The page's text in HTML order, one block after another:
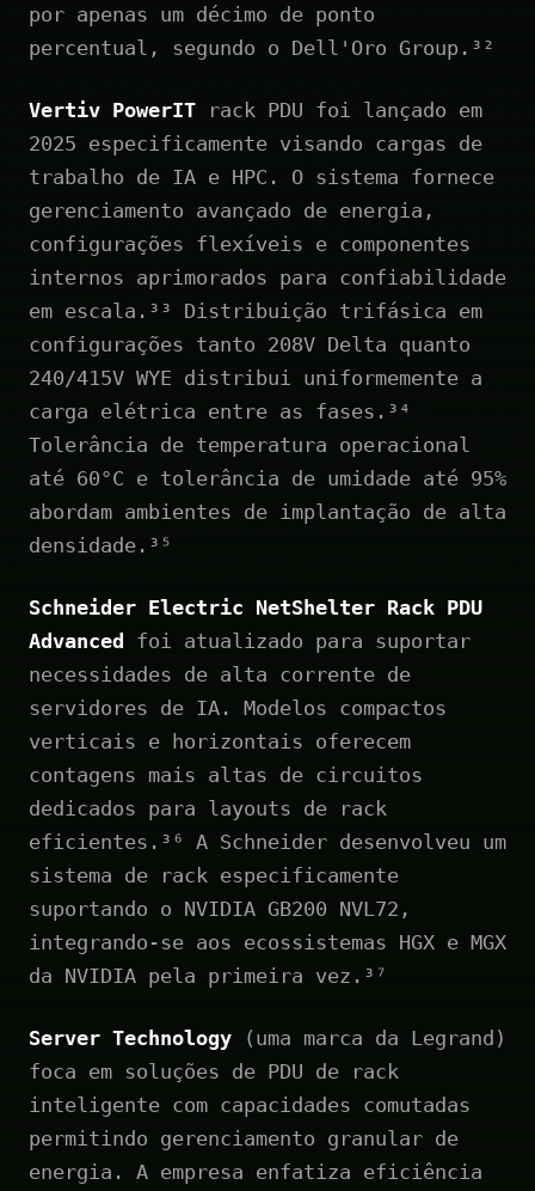
por apenas um décimo de ponto
percentual, segundo o Dell'Oro Group.³²
Vertiv PowerIT rack PDU foi lançado em
2025 especificamente visando cargas de
trabalho de IA e HPC. O sistema fornece
gerenciamento avançado de energia,
configurações flexíveis e componentes
internos aprimorados para confiabilidade
em escala.³³ Distribuição trifásica em
configurações tanto 208V Delta quanto
240/415V WYE distribui uniformemente a
carga elétrica entre as fases.³⁴
Tolerância de temperatura operacional
até 60°C e tolerância de umidade até 95%
abordam ambientes de implantação de alta
densidade.³⁵
Schneider Electric NetShelter Rack PDU
Advanced foi atualizado para suportar
necessidades de alta corrente de
servidores de IA. Modelos compactos
verticais e horizontais oferecem
contagens mais altas de circuitos
dedicados para layouts de rack
eficientes.³⁶ A Schneider desenvolveu um
sistema de rack especificamente
suportando o NVIDIA GB200 NVL72,
integrando-se aos ecossistemas HGX e MGX
da NVIDIA pela primeira vez.³⁷
Server Technology (uma marca da Legrand)
foca em soluções de PDU de rack
inteligente com capacidades comutadas
permitindo gerenciamento granular de
energia. A empresa enfatiza eficiência